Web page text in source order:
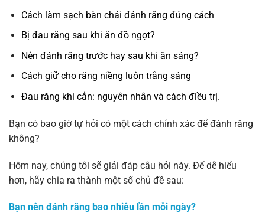
Cách làm sạch bàn chải đánh răng đúng cách
Bị đau răng sau khi ăn đồ ngọt?
Nên đánh răng trước hay sau khi ăn sáng?
Cách giữ cho răng niềng luôn trắng sáng
Đau răng khi cắn: nguyên nhân và cách điều trị.
Bạn có bao giờ tự hỏi có một cách chính xác để đánh răng
không?
Hôm nay, chúng tôi sẽ giải đáp câu hỏi này. Để dễ hiểu
hơn, hãy chia ra thành một số chủ đề sau:
Bạn nên đánh răng bao nhiêu lần mỗi ngày?